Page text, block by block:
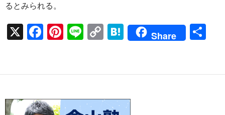
るとみられる。
X
F
b
o
Pi
es
t
Li
C
y
Li
H
n
a
Share